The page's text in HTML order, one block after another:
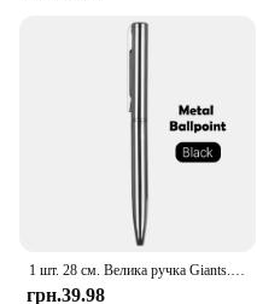
1 шт. 28 см. Велика ручка Giants. Особисті канцелярські товари для шкільного реквізиту. Веселі іграшки. Подарунки. Велика гігантська гелева ручка. Нейтральна ручка. Письмове приладдя.
грн.39.98